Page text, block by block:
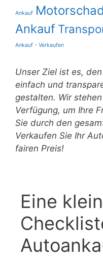
Ankauf
Ankauf
Ankauf - Verkaufen
Unser Ziel ist es,
einfach und
gestalten. Wir
Verfügung, um Ihre
Sie durch den
Verkaufen Sie Ihr
fairen Preis!
Eine